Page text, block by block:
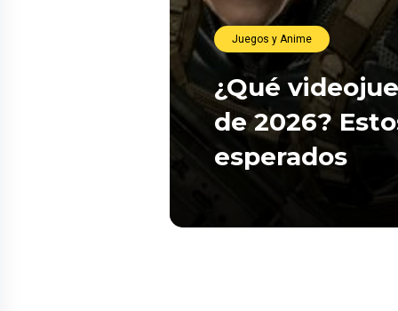
Juegos y Anime
¿Qué
de 2026?
esperados